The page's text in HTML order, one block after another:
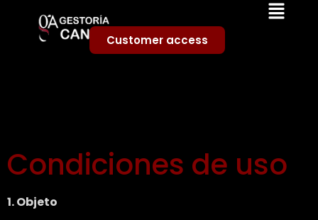
Customer access
Condiciones de uso
1. Objeto